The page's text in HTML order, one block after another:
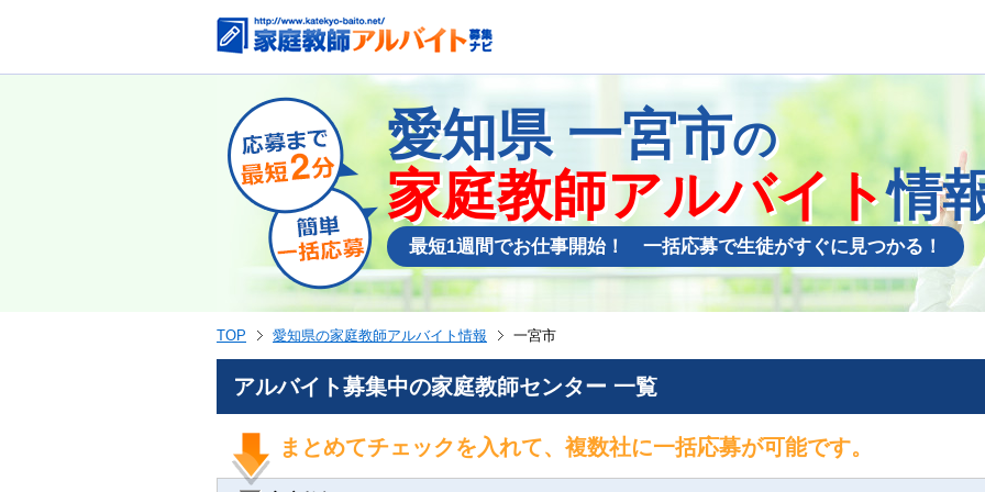
愛知県 一宮市の
家庭教師アルバイト情
最短1週間でお仕事開始！ 一括応募で生徒がすぐに見つかる！
TOP 愛知県の家庭教師アルバイト情報 一宮市
アルバイト募集中の家庭教師センター 一覧
まとめてチェックを入れて、複数社に一括応募が可能です。